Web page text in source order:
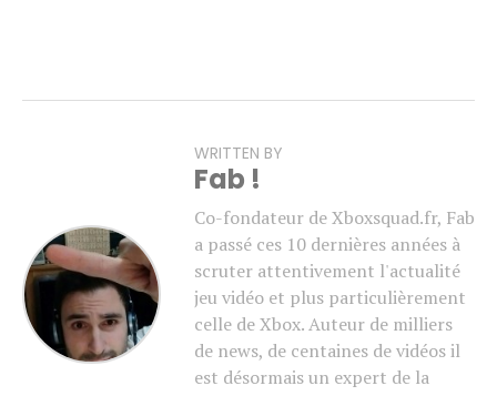
WRITTEN BY
Fab !
Co-fondateur de Xboxsquad.fr, Fab
a passé ces 10 dernières années à
scruter attentivement l'actualité
jeu vidéo et plus particulièrement
celle de Xbox. Auteur de milliers
de news, de centaines de vidéos il
est désormais un expert de la